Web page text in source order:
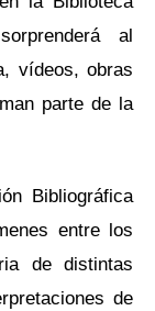
al
vídeos, obras
parte de la
Bibliográfica
entre los
de distintas
de